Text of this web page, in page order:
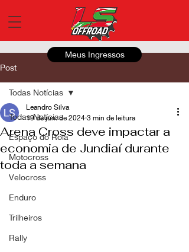
Meus Ingressos
Post
Todas Notícias
Espaço do Roia
Motocross
Velocross
Enduro
Trilheiros
Rally
Todas Notícias
Arena Cross deve impactar a
economia de Jundiaí durante
toda a semana
Leandro Silva
19 de jun. de 2024 3 min de leitura